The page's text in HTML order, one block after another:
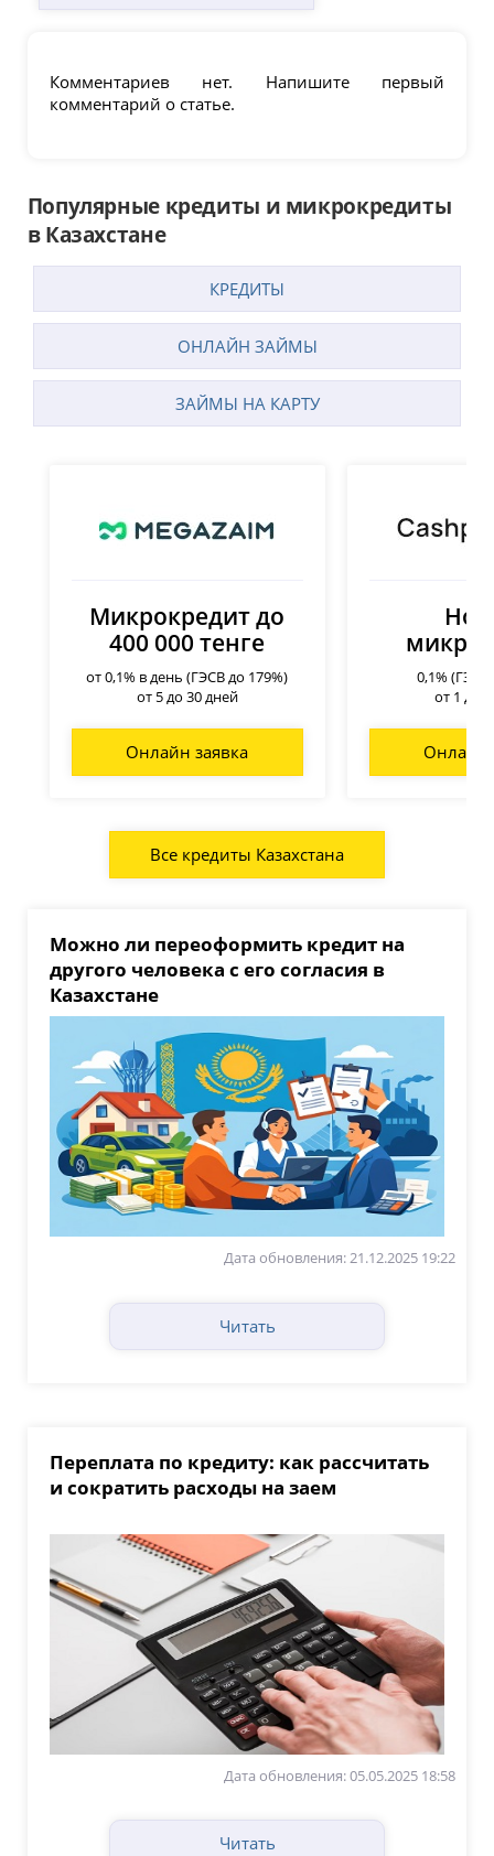
Комментариев нет. Напишите первый
комментарий о статье.
Популярные кредиты и микрокредиты
в Казахстане
КРЕДИТЫ
ОНЛАЙН ЗАЙМЫ
ЗАЙМЫ НА КАРТУ
Микрокредит до
400 000 тенге
от 0,1% в день (ГЭСВ до 179%)
от 5 до 30 дней
Онлайн заявка
0,1% (ГЭСВ
от 1 до
Онлайн
Все кредиты Казахстана
Можно ли переоформить кредит на
другого человека с его согласия в
Казахстане
Дата обновления: 21.12.2025 19:22
Читать
Переплата по кредиту: как рассчитать
и сократить расходы на заем
Дата обновления: 05.05.2025 18:58
Читать